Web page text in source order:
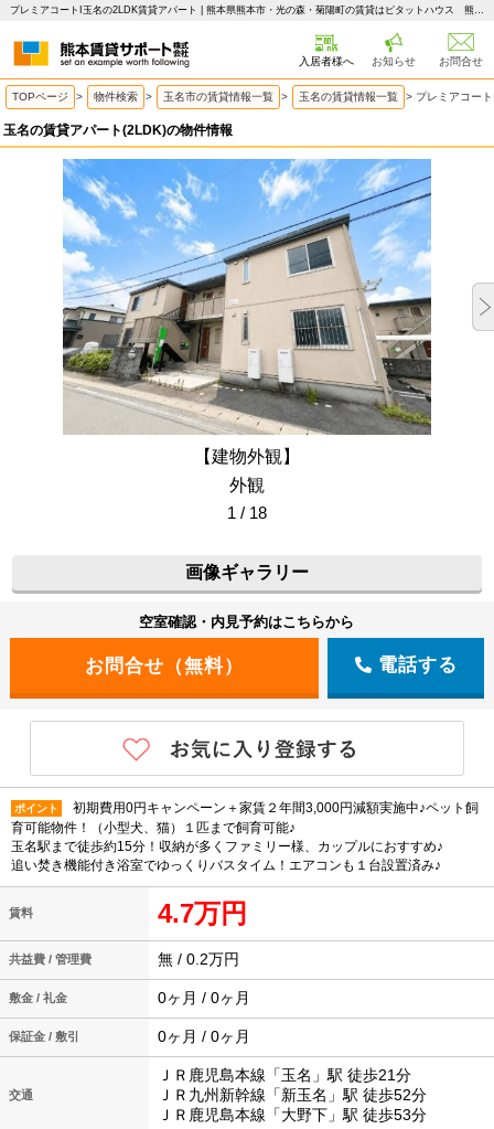
プレミアコートI玉名の2LDK賃貸アパート | 熊本県熊本市・光の森・菊陽町の賃貸はピタットハウス 熊本賃貸サポート
入居者様へ お知らせ お問合せ
TOPページ > 物件検索 > 玉名市の賃貸情報一覧 > 玉名の賃貸情報一覧 > プレミアコー
玉名の賃貸アパート(2LDK)の物件情報
【建物外観】
外観
1 / 18
画像ギャラリー
空室確認・内見予約はこちらから
電話する
ポイント
初期費用0円キャンペーン＋家賃２年間3,000円減額実施中♪ペット飼
育可能物件！（小型犬、猫）１匹まで飼育可能♪
玉名駅まで徒歩約15分！収納が多くファミリー様、カップルにおすすめ♪
追い焚き機能付き浴室でゆっくりバスタイム！エアコンも１台設置済み♪
賃料 4.7万円
共益費 / 管理費 無 / 0.2万円
敷金 / 礼金 0ヶ月 / 0ヶ月
保証金 / 敷引 0ヶ月 / 0ヶ月
交通
ＪＲ鹿児島本線「玉名」駅 徒歩21分
ＪＲ九州新幹線「新玉名」駅 徒歩52分
ＪＲ鹿児島本線「大野下」駅 徒歩53分